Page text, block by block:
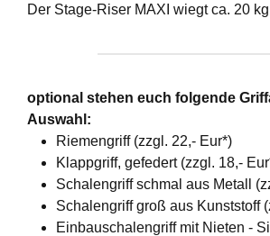
Der Stage-Riser MAXI wiegt ca. 20 kg
optional stehen euch folgende
Auswahl:
Riemengriff (zzgl. 22,- Eur*)
Klappgriff, gefedert (zzgl. 18,-
Schalengriff schmal aus Metall
Schalengriff groß aus Kunststoff
Einbauschalengriff mit Nieten -